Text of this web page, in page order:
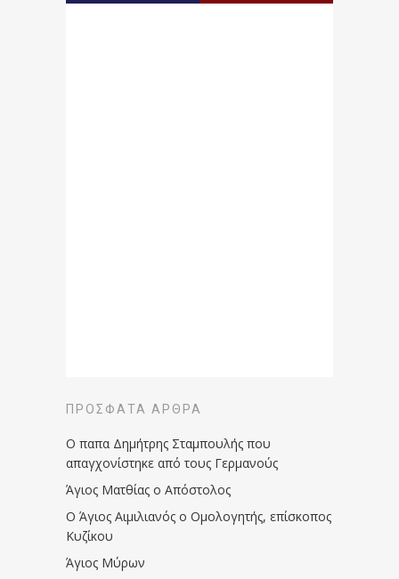
ΠΡΌΣΦΑΤΑ ΆΡΘΡΑ
Ο παπα Δημήτρης Σταμπουλής που
απαγχονίστηκε από τους Γερμανούς
Άγιος Ματθίας ο Απόστολος
Ο Άγιος Αιμιλιανός ο Ομολογητής, επίσκοπος
Κυζίκου
Άγιος Μύρων